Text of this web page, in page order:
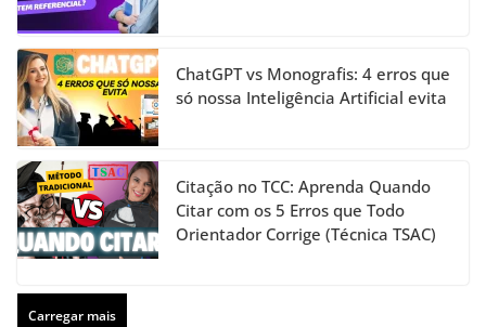
ChatGPT vs Monografis: 4 erros que
só nossa Inteligência Artificial evita
Citação no TCC: Aprenda Quando
Citar com os 5 Erros que Todo
Orientador Corrige (Técnica TSAC)
Carregar mais